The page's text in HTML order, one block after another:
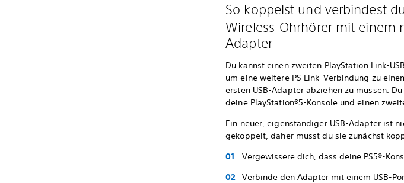
So koppelst und verbindest
Wireless-Ohrhörer mit einem
Adapter
Du kannst einen zweiten PlayStation Link-
um eine weitere PS Link-Verbindung zu
ersten USB-Adapter abziehen zu müssen.
deine PlayStation®5-Konsole und einen
Ein neuer, eigenständiger USB-Adapter ist
gekoppelt, daher musst du sie zunächst
Vergewissere dich, dass deine PS5®-
Verbinde den Adapter mit einem USB-